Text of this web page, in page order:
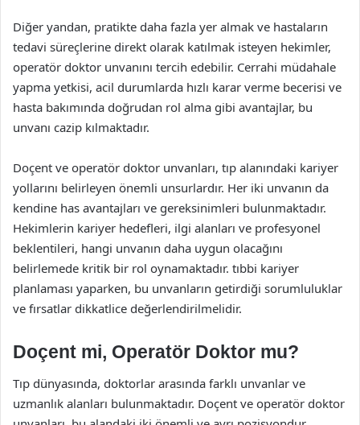
Diğer yandan, pratikte daha fazla yer almak ve hastaların
tedavi süreçlerine direkt olarak katılmak isteyen hekimler,
operatör doktor unvanını tercih edebilir. Cerrahi müdahale
yapma yetkisi, acil durumlarda hızlı karar verme becerisi ve
hasta bakımında doğrudan rol alma gibi avantajlar, bu
unvanı cazip kılmaktadır.
Doçent ve operatör doktor unvanları, tıp alanındaki kariyer
yollarını belirleyen önemli unsurlardır. Her iki unvanın da
kendine has avantajları ve gereksinimleri bulunmaktadır.
Hekimlerin kariyer hedefleri, ilgi alanları ve profesyonel
beklentileri, hangi unvanın daha uygun olacağını
belirlemede kritik bir rol oynamaktadır. tıbbi kariyer
planlaması yaparken, bu unvanların getirdiği sorumluluklar
ve fırsatlar dikkatlice değerlendirilmelidir.
Doçent mi, Operatör Doktor mu?
Tıp dünyasında, doktorlar arasında farklı unvanlar ve
uzmanlık alanları bulunmaktadır. Doçent ve operatör doktor